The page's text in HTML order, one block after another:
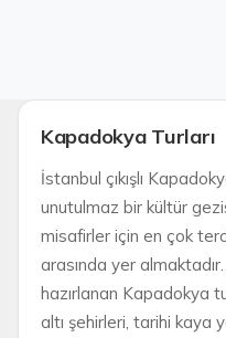
Kapadokya Turları
İstanbul çıkışlı
unutulmaz bir kültür
misafirler için en çok
arasında yer
hazırlanan Kapadokya
altı şehirleri, tarihi kaya